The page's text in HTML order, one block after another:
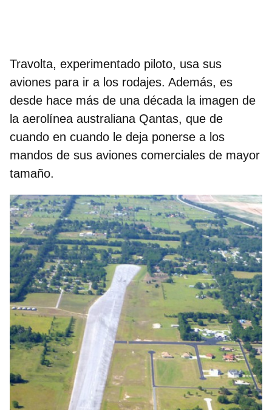
Travolta, experimentado piloto, usa sus
aviones para ir a los rodajes. Además, es
desde hace más de una década la imagen de
la aerolínea australiana Qantas, que de
cuando en cuando le deja ponerse a los
mandos de sus aviones comerciales de mayor
tamaño.